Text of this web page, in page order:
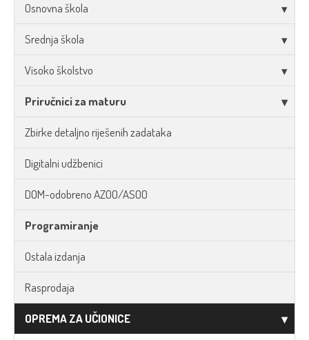
Osnovna škola
Srednja škola
Visoko školstvo
Priručnici za maturu
Zbirke detaljno riješenih zadataka
Digitalni udžbenici
DOM-odobreno AZOO/ASOO
Programiranje
Ostala izdanja
Rasprodaja
OPREMA ZA UČIONICE